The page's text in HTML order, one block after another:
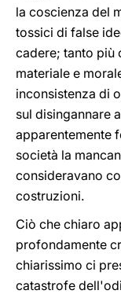
la coscienza del
tossici di false
cadere; tanto più
materiale e
inconsistenza di
sul disingannare
apparentemente
società la
consideravano
costruzioni.
Ciò che chiaro
profondamente
chiarissimo ci
catastrofe